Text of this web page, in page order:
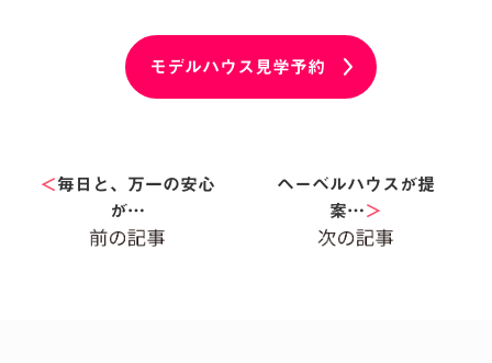
モデルハウス見学予約
＜毎日と、万一の安心
が…
ヘーベルハウスが提
案…＞